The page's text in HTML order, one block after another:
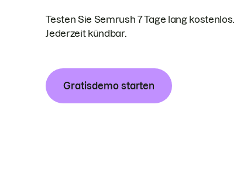
Testen Sie Semrush 7 Tage lang kostenlos.
Jederzeit kündbar.
Gratisdemo starten